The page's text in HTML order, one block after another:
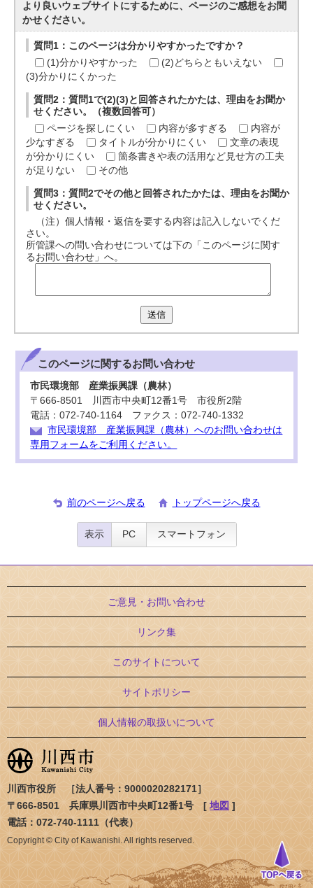
より良いウェブサイトにするために、ページのご感想をお聞
かせください。
質問1：このページは分かりやすかったですか？
(1)分かりやすかった
(2)どちらともいえない
(3)分かりにくかった
質問2：質問1で(2)(3)と回答されたかたは、理由をお聞か
せください。（複数回答可）
ページを探しにくい
内容が多すぎる
内容が
少なすぎる
タイトルが分かりにくい
文章の表現
が分かりにくい
箇条書きや表の活用など見せ方の工夫
が足りない
その他
質問3：質問2でその他と回答されたかたは、理由をお聞か
せください。
（注）個人情報・返信を要する内容は記入しないでくだ
さい。
所管課への問い合わせについては下の「このページに関す
るお問い合わせ」へ。
送信
このページに関するお問い合わせ
市民環境部 産業振興課（農林）
〒666-8501 川西市中央町12番1号 市役所2階
電話：072-740-1164 ファクス：072-740-1332
市民環境部 産業振興課（農林）へのお問い合わせは
専用フォームをご利用ください。
前のページへ戻る トップページへ戻る
表示 PC スマートフォン
ご意見・お問い合わせ
リンク集
このサイトについて
サイトポリシー
個人情報の取扱いについて
川西市役所 ［法人番号：9000020282171］
〒666-8501 兵庫県川西市中央町12番1号 [ 地図 ]
電話：072-740-1111（代表）
Copyright © City of Kawanishi. All rights reserved.